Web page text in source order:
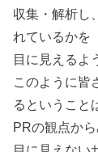
収集・解析し
れているかを
目に見えるよ
このように皆
るということ
PRの観点か